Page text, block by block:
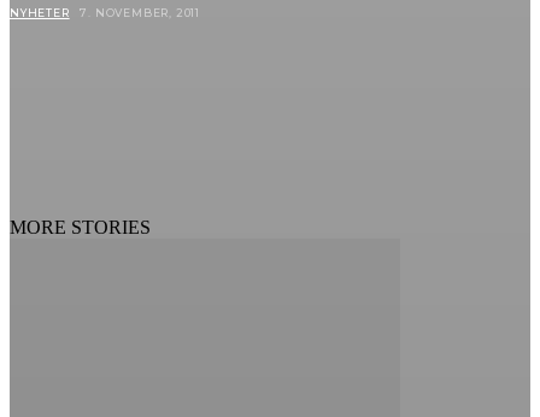
NYHETER 7. NOVEMBER, 2011
MORE STORIES